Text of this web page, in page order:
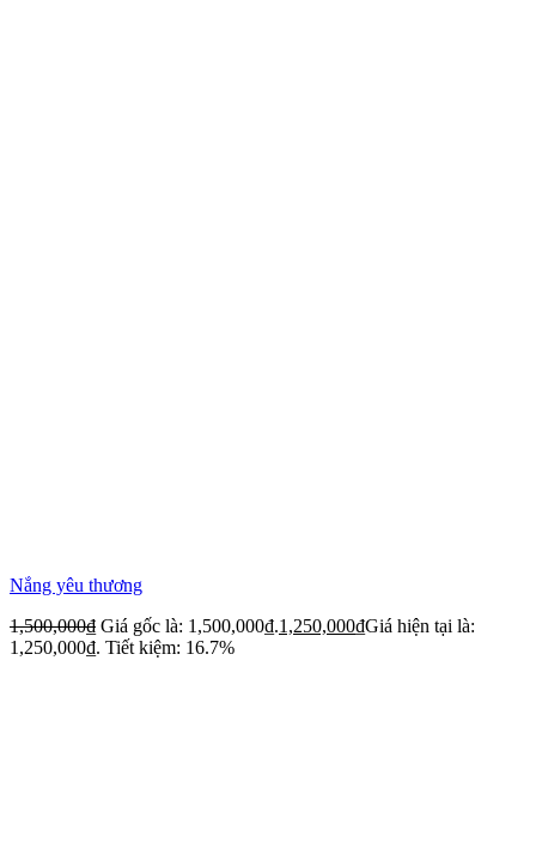
Nắng yêu thương
1,500,000₫ Giá gốc là: 1,500,000₫.1,250,000₫Giá hiện tại là:
1,250,000₫. Tiết kiệm: 16.7%